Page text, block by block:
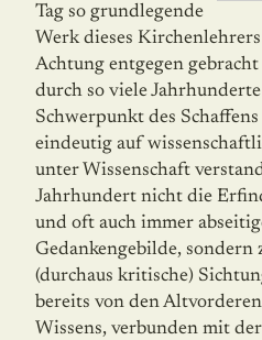
Tag so grundlegende
Werk dieses
Achtung entgegen
durch so viele
Schwerpunkt des
eindeutig auf
unter Wissenschaft
Jahrhundert nicht die
und oft auch immer
Gedankengebilde, sondern
(durchaus kritische)
bereits von den
Wissens, verbunden mit